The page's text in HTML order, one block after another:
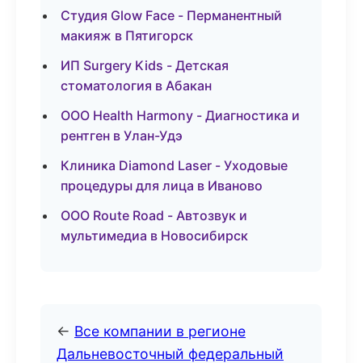
Студия Glow Face - Перманентный
макияж в Пятигорск
ИП Surgery Kids - Детская
стоматология в Абакан
ООО Health Harmony - Диагностика и
рентген в Улан-Удэ
Клиника Diamond Laser - Уходовые
процедуры для лица в Иваново
ООО Route Road - Автозвук и
мультимедиа в Новосибирск
← Все компании в регионе
Дальневосточный федеральный